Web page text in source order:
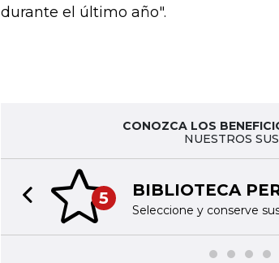
durante el último año".
CONOZCA LOS
NUESTROS
5 BIBLIOTECA
Seleccione y conserve
Previous slide